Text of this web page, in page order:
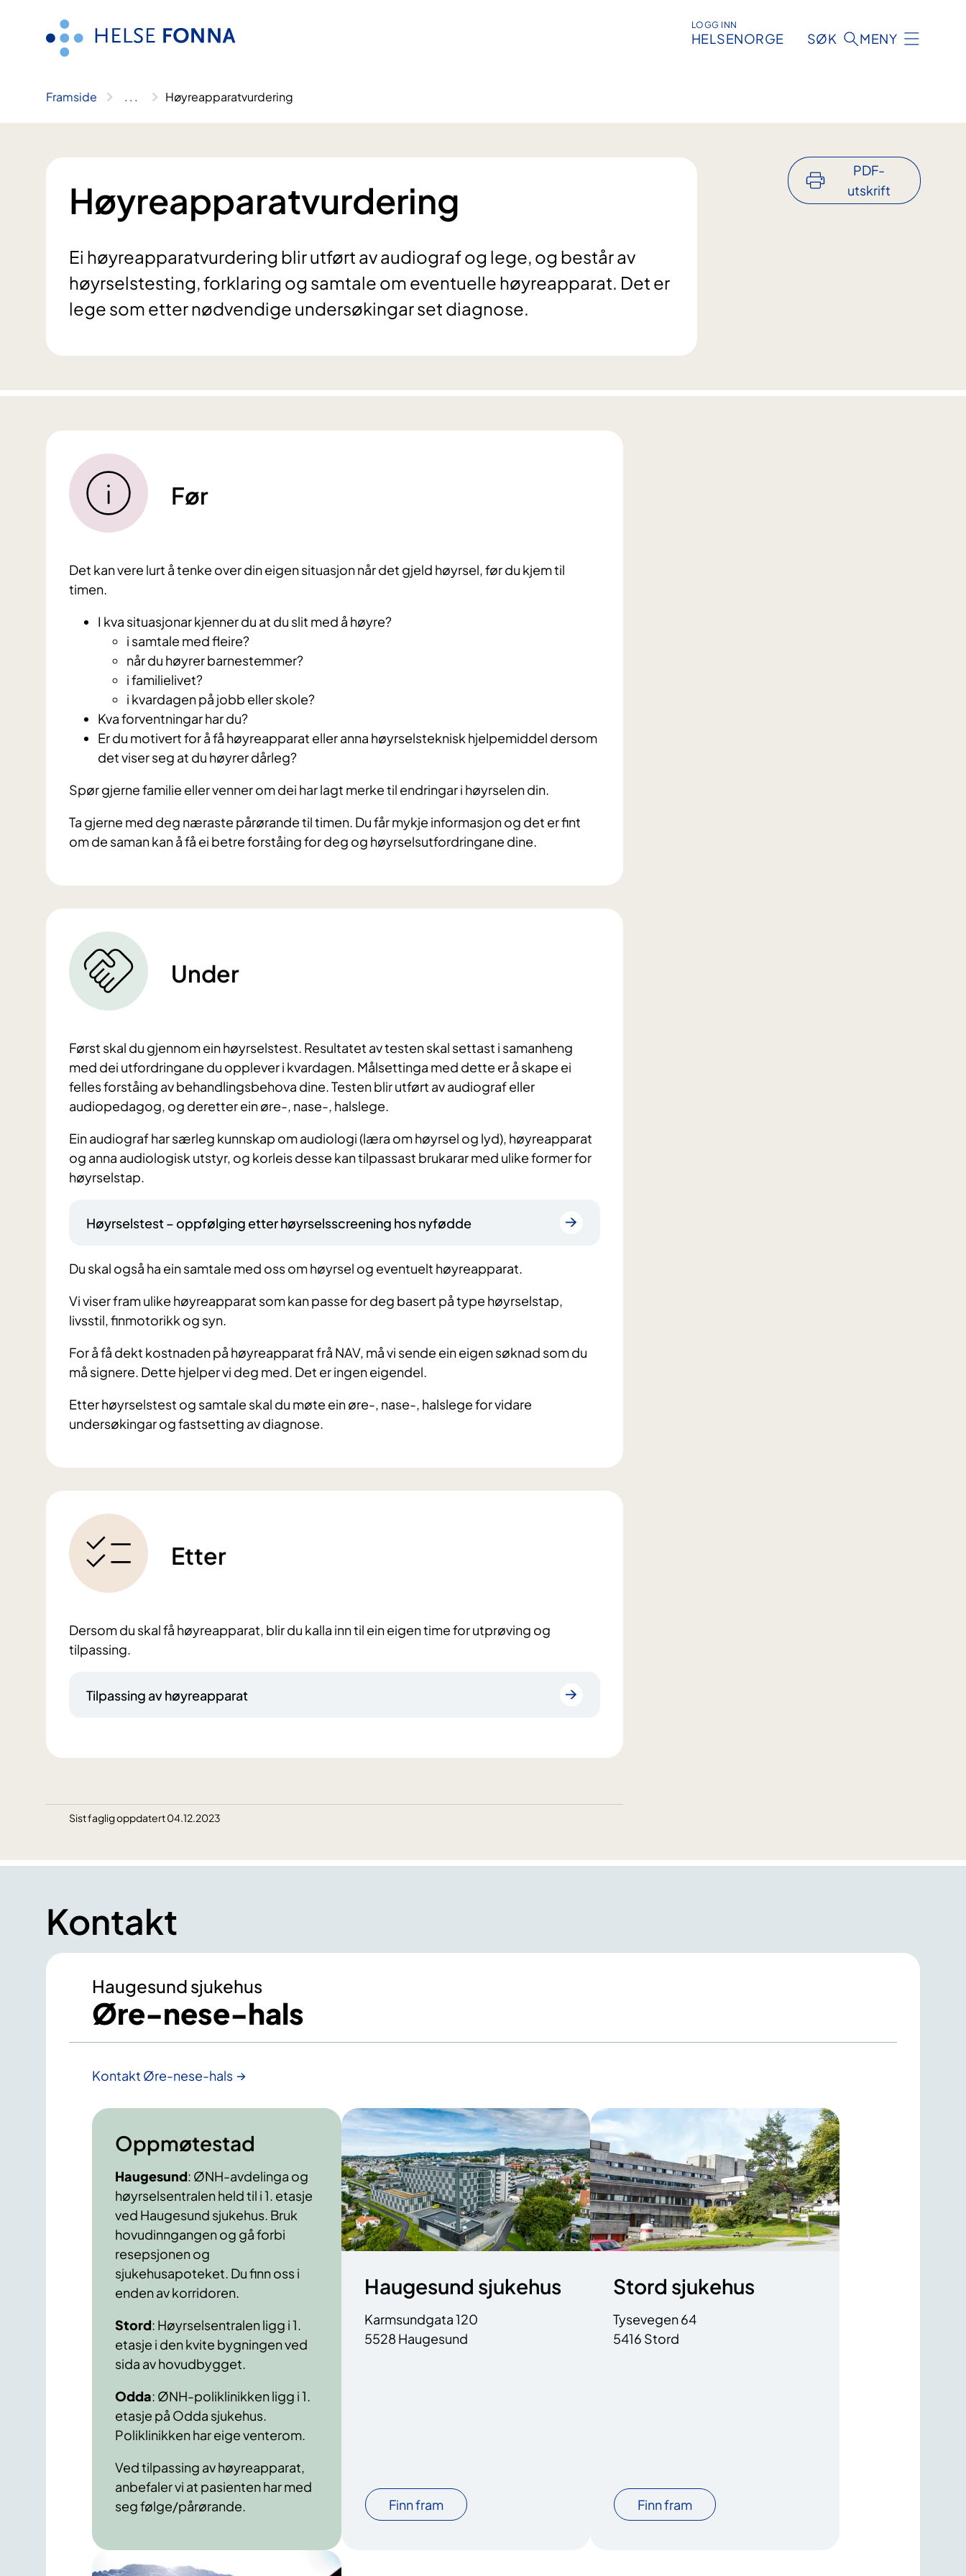
LOGG INN
HELSENORGE SØK MENY
Framside .. . Høyreapparatvurdering
Høyreapparatvurdering
Ei høyreapparatvurdering blir utført av audiograf og lege, og består av
høyrselstesting, forklaring og samtale om eventuelle høyreapparat. Det er
lege som etter nødvendige undersøkingar set diagnose.
PDF-
utskrift
Før
Det kan vere lurt å tenke over din eigen situasjon når det gjeld høyrsel, før du kjem til
timen.
I kva situasjonar kjenner du at du slit med å høyre?
i samtale med fleire?
når du høyrer barnestemmer?
i familielivet?
i kvardagen på jobb eller skole?
Kva forventningar har du?
Er du motivert for å få høyreapparat eller anna høyrselsteknisk hjelpemiddel dersom
det viser seg at du høyrer dårleg?
Spør gjerne familie eller venner om dei har lagt merke til endringar i høyrselen din.
Ta gjerne med deg næraste pårørande til timen. Du får mykje informasjon og det er fint
om de saman kan å få ei betre forståing for deg og høyrselsutfordringane dine.
Under
Først skal du gjennom ein høyrselstest. Resultatet av testen skal settast i samanheng
med dei utfordringane du opplever i kvardagen. Målsettinga med dette er å skape ei
felles forståing av behandlingsbehova dine. Testen blir utført av audiograf eller
audiopedagog, og deretter ein øre-, nase-, halslege.
Ein audiograf har særleg kunnskap om audiologi (læra om høyrsel og lyd), høyreapparat
og anna audiologisk utstyr, og korleis desse kan tilpassast brukarar med ulike former for
høyrselstap.
Høyrselstest – oppfølging etter høyrselsscreening hos nyfødde
Du skal også ha ein samtale med oss om høyrsel og eventuelt høyreapparat.
Vi viser fram ulike høyreapparat som kan passe for deg basert på type høyrselstap,
livsstil, finmotorikk og syn.
For å få dekt kostnaden på høyreapparat frå NAV, må vi sende ein eigen søknad som du
må signere. Dette hjelper vi deg med. Det er ingen eigendel.
Etter høyrselstest og samtale skal du møte ein øre-, nase-, halslege for vidare
undersøkingar og fastsetting av diagnose.
Etter
Dersom du skal få høyreapparat, blir du kalla inn til ein eigen time for utprøving og
tilpassing.
Tilpassing av høyreapparat
Sist faglig oppdatert 04.12.2023
Kontakt
Haugesund sjukehus
Øre-nese-hals
Kontakt Øre-nese-hals
Oppmøtestad
Haugesund: ØNH-avdelinga og
høyrselsentralen held til i 1. etasje
ved Haugesund sjukehus. Bruk
hovudinngangen og gå forbi
resepsjonen og
sjukehusapoteket. Du finn oss i
enden av korridoren.
Stord: Høyrselsentralen ligg i 1.
etasje i den kvite bygningen ved
sida av hovudbygget.
Odda: ØNH-poliklinikken ligg i 1.
etasje på Odda sjukehus.
Poliklinikken har eige venterom.
Ved tilpassing av høyreapparat,
anbefaler vi at pasienten har med
seg følge/pårørande.
Haugesund sjukehus
Karmsundgata 120
5528 Haugesund
Finn fram
Stord sjukehus
Tysevegen 64
5416 Stord
Finn fram